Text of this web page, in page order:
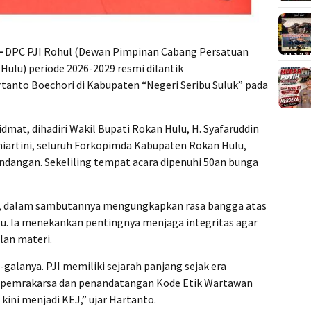
DPC PJI Rohul (Dewan Pimpinan Cabang Persatuan
periode 2026-2029 resmi dilantik
Boechori di Kabupaten “Negeri Seribu Suluk” pada
dihadiri Wakil Bupati Rokan Hulu, H. Syafaruddin
seluruh Forkopimda Kabupaten Rokan Hulu,
Sekeliling tempat acara dipenuhi 50an bunga
sambutannya mengungkapkan rasa bangga atas
Ia menekankan pentingnya menjaga integritas agar
materi.
PJI memiliki sejarah panjang sejak era
dan penandatangan Kode Etik Wartawan
menjadi KEJ,” ujar Hartanto.